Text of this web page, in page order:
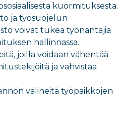
kuormituksesta.
ja työsuojelun
voivat tukea työnantajia
hallinnassa.
joilla voidaan vähentää
ja vahvistaa
välineitä työpaikkojen